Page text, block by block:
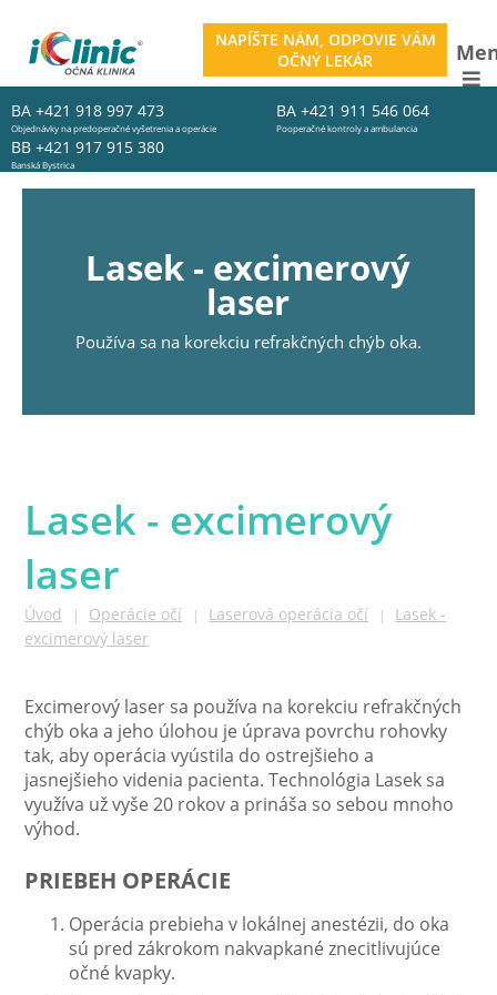
NAPÍŠTE NÁM, ODPOVIE VÁM
OČNÝ LEKÁR
BA +421 918 997 473
Objednávky na predoperačné vyšetrenia a operácie
BA +421 911 546 064
Pooperačné kontroly a ambulancia
BB +421 917 915 380
Banská Bystrica
Lasek - excimerový
laser
Používa sa na korekciu refrakčných chýb oka.
Lasek - excimerový
laser
Úvod | Operácie očí | Laserová operácia očí |
Lasek -
excimerový laser
Excimerový laser sa používa na korekciu refrakčných
chýb oka a jeho úlohou je úprava povrchu rohovky
tak, aby operácia vyústila do ostrejšieho a
jasnejšieho videnia pacienta. Technológia Lasek sa
využíva už vyše 20 rokov a prináša so sebou mnoho
výhod.
PRIEBEH OPERÁCIE
Operácia prebieha v lokálnej anestézii, do oka
sú pred zákrokom nakvapkané znecitlivujúce
očné kvapky.